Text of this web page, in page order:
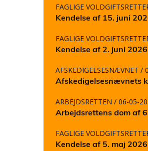
FAGLIGE
Kendelse af 15. juni
FAGLIGE
Kendelse af 2. juni
AFSKEDIGELSESNÆVNET /
Afskedigelsesnævnets
ARBEJDSRETTEN / 06-05-
Arbejdsrettens dom af
FAGLIGE
Kendelse af 5. maj